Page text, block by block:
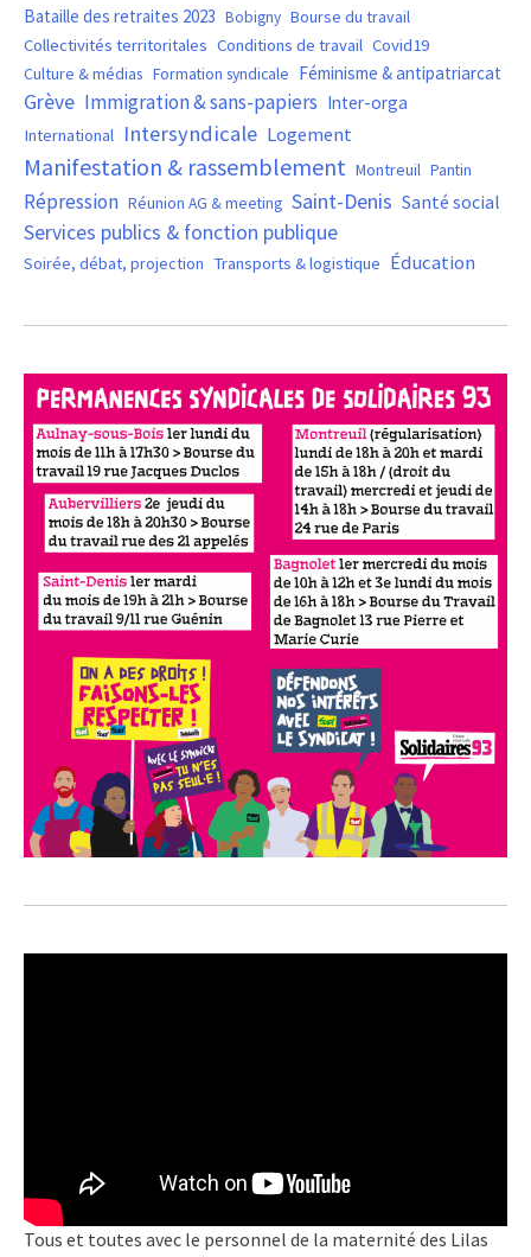
Bataille des retraites 2023 Bobigny Bourse du travail
Collectivités territoritales Conditions de travail Covid19
Culture & médias Formation syndicale Féminisme & antipatriarcat
Grève Immigration & sans-papiers Inter-orga
International Intersyndicale Logement
Manifestation & rassemblement Montreuil Pantin
Répression Réunion AG & meeting Saint-Denis Santé social
Services publics & fonction publique
Soirée, débat, projection Transports & logistique Éducation
Tous et toutes avec le personnel de la maternité des Lilas